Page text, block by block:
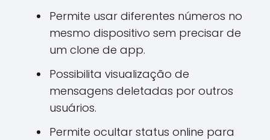
Permite usar diferentes números no
mesmo dispositivo sem precisar de
um clone de app.
Possibilita visualização de
mensagens deletadas por outros
usuários.
Permite ocultar status online para